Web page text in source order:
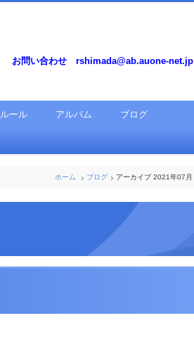
お問い合わせ rshimada@ab.auone-net.jp
ルール アルバム ブログ
ホーム ブログ アーカイブ 2021年07月